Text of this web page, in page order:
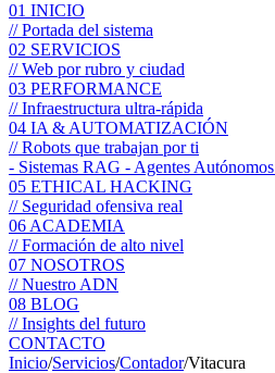
01 INICIO
// Portada del sistema
02 SERVICIOS
// Web por rubro y ciudad
03 PERFORMANCE
// Infraestructura ultra-rápida
04 IA & AUTOMATIZACIÓN
// Robots que trabajan por ti
- Sistemas RAG - Agentes Autónomos
05 ETHICAL HACKING
// Seguridad ofensiva real
06 ACADEMIA
// Formación de alto nivel
07 NOSOTROS
// Nuestro ADN
08 BLOG
// Insights del futuro
CONTACTO
Inicio/Servicios/Contador/Vitacura